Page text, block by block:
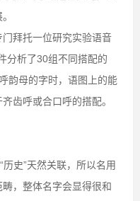
拜托一位研究实验语音
分析了30组不同搭配的
韵母的字时，语图上的能
齿呼或合口呼的搭配。
史”天然关联，所以名用
，整体名字会显得很和